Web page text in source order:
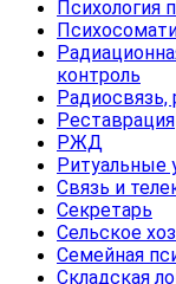
Психология
контроль
Радиосвязь,
Реставрация
РЖД
Ритуальные
Связь и
Секретарь
Сельское
Семейная
Складская